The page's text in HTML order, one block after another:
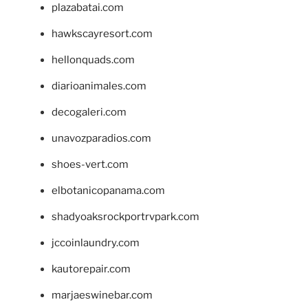
plazabatai.com
hawkscayresort.com
hellonquads.com
diarioanimales.com
decogaleri.com
unavozparadios.com
shoes-vert.com
elbotanicopanama.com
shadyoaksrockportrvpark.com
jccoinlaundry.com
kautorepair.com
marjaeswinebar.com